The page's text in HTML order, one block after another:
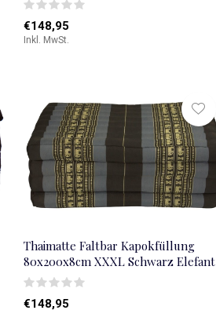
€148,95
Inkl. MwSt.
Thaimatte Faltbar Kapokfüllung
80x200x8cm XXXL Schwarz Elefant
€148,95